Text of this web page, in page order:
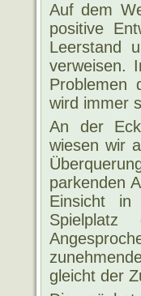
Auf dem
positive
Leerstand
verweisen.
Problemen
wird immer
An der
wiesen wir
parkenden
Einsicht
gleicht der